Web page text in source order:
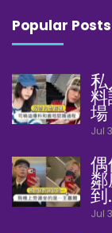
Popular Posts
場
Jul
Jul